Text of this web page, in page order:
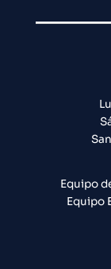
Equipo
Equipo